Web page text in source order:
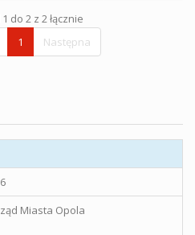
do 2 z 2 łącznie
1 Następna
Miasta Opola